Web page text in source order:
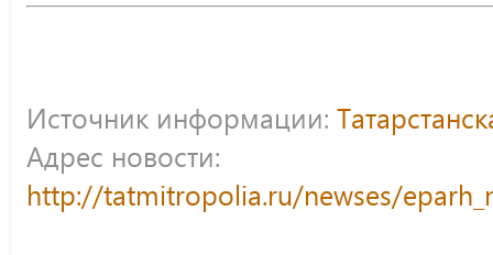
Источник информации:
Адрес новости:
http://tatmitropolia.ru/newses/